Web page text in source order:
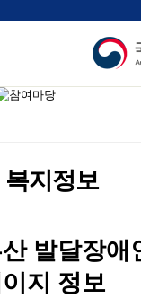
복지정보
발달장애
지 정보